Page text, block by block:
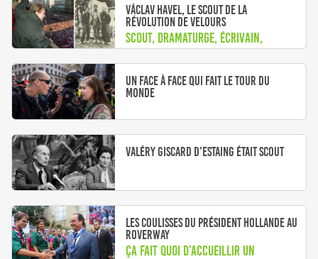
Václav Havel, le scout de la
Révolution de Velours
Scout, dramaturge, écrivain,
Un face à face qui fait le tour du
monde
Valéry Giscard D’Estaing était scout
Les coulisses du président Hollande au
Roverway
Ça fait quoi d’accueillir un